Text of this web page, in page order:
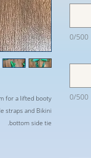
for a lifted booty
straps and Bikini
bottom side tie.
0/500
0/500